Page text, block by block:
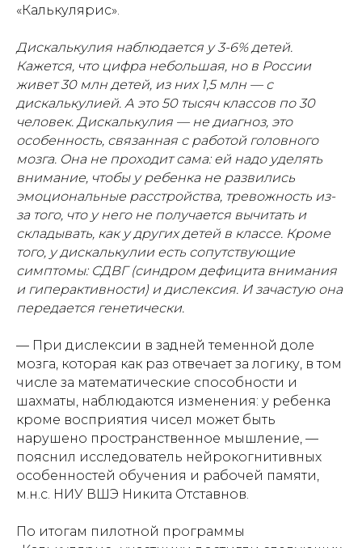
«Калькулярис».
Дискалькулия наблюдается у 3-6% детей.
Кажется, что цифра небольшая, но в России
живет 30 млн детей, из них 1,5 млн — с
дискалькулией. А это 50 тысяч классов по 30
человек. Дискалькулия — не диагноз, это
особенность, связанная с работой головного
мозга. Oна не проходит сама: ей надо уделять
внимание, чтобы у ребенка не развились
эмоциональные расстройства, тревожность из-
за того, что у него не получается вычитать и
складывать, как у других детей в классе. Кроме
того, у дискалькулии есть сопутствующие
симптомы: СДВГ (синдром дефицита внимания
и гиперактивности) и дислексия. И зачастую она
передается генетически.
— При дислексии в задней теменной доле
мозга, которая как раз отвечает за логику, в том
числе за математические способности и
шахматы, наблюдаются изменения: у ребенка
кроме восприятия чисел может быть
нарушено пространственное мышление, —
пояснил исследователь нейрокогнитивных
особенностей обучения и рабочей памяти,
м.н.с. НИУ ВШЭ Никита Отставнов.
По итогам пилотной программы
Проекты Новости